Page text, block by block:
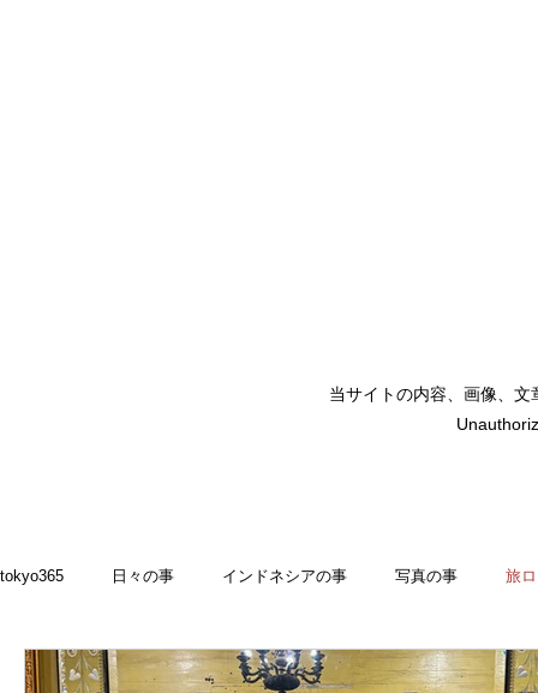
当サイトの内容、画像、
tokyo365 日々の事 インドネシアの事 写真の事 旅
2022 食いしん坊 blog お料理・memasak indonesia